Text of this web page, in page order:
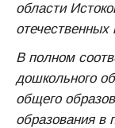
области
отечественных
В полном
дошкольного
общего
образования в